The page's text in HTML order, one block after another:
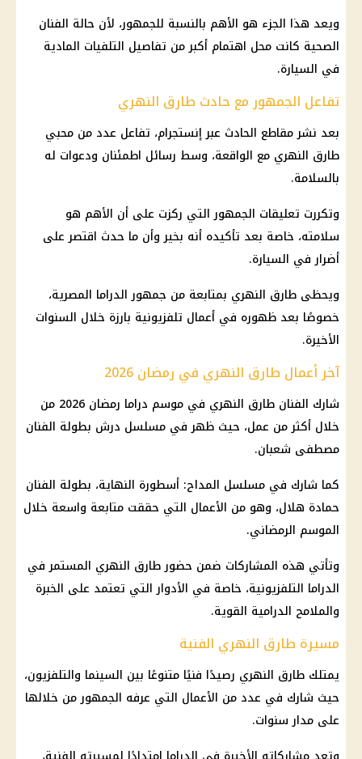
ويعد هذا الجزء هو الأهم بالنسبة للجمهور، لأن حالة الفنان
الصحية كانت محل اهتمام أكبر من تفاصيل التلفيات المادية
في السيارة.
تفاعل الجمهور مع حادث طارق النهري
بعد نشر مقاطع الحادث عبرإنستجرام، تفاعل عدد من محبي
طارق النهري مع الواقعة، وسط رسائل اطمئنان ودعوات له
بالسلامة.
وتكررت تعليقات الجمهور التي ركزت على أن الأهم هو
سلامته، خاصة بعد تأكيده أنه بخير وأن ما حدث اقتصر على
أضرار في السيارة.
ويحظى طارق النهري بمتابعة من جمهور الدراما المصرية،
خصوصًا بعد ظهوره في أعمال تلفزيونية بارزة خلال السنوات
الأخيرة.
آخر أعمال طارق النهري في رمضان 2026
شارك الفنان طارق النهري في موسم دراما رمضان 2026 من
خلال أكثر من عمل، حيث ظهر في مسلسل درش بطولة الفنان
مصطفى شعبان.
كما شارك في مسلسل المداح: أسطورة النهاية، بطولة الفنان
حمادة هلال، وهو من الأعمال التي حققت متابعة واسعة خلال
الموسم الرمضاني.
وتأتي هذه المشاركات ضمن حضور طارق النهري المستمر في
الدراما التلفزيونية، خاصة في الأدوار التي تعتمد على الخبرة
والملامح الدرامية القوية.
مسيرة طارق النهري الفنية
يمتلك طارق النهري رصيدًا فنيًا متنوعًا بين السينما والتلفزيون،
حيث شارك في عدد من الأعمال التي عرفه الجمهور من خلالها
على مدار سنوات.